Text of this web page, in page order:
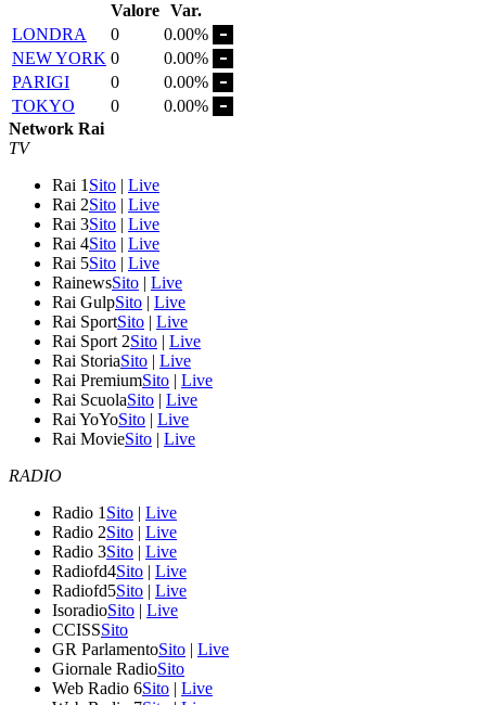
Valore Var.
LONDRA
0
0.00%
NEW YORK 0
0.00%
PARIGI
0
0.00%
TOKYO
0
0.00%
Network Rai
TV
Rai 1 Sito | Live
Rai 2Sito | Live
Rai 3Sito | Live
Rai 4Sito | Live
Rai 5Sito | Live
RainewsSito | Live
Rai GulpSito | Live
Rai SportSito | Live
Rai Sport 2Sito | Live
Rai StoriaSito | Live
Rai PremiumSito | Live
Rai ScuolaSito | Live
Rai YoYoSito | Live
Rai MovieSito | Live
RADIO
Radio 1 Sito | Live
Radio 2Sito | Live
Radio 3Sito | Live
Radiofd4Sito | Live
Radiofd5Sito | Live
IsoradioSito | Live
CCISSSito
GR ParlamentoSito | Live
Giornale RadioSito
Web Radio 6Sito | Live